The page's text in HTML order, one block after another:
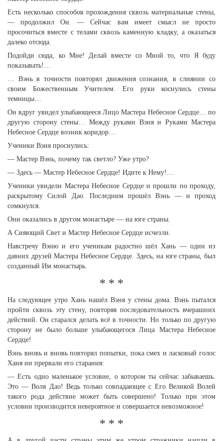
Есть несколько способов прохождения сквозь материальные стены,
— продолжил Он. — Сейчас вам имеет смысл не просто
просочиться вместе с телами сквозь каменную кладку, а оказаться
далеко отсюда.
Подойди сюда, ко Мне! Делай вместе со Мной то, что Я буду
показывать!…
… Вэнь в точности повторял движения сознания, в слиянии со
своим Божественным Учителем. Его руки коснулись стены
темницы…
Он вдруг увидел улыбающееся Лицо Мастера Небесное Сердце… по
другую сторону стены… Между руками Вэня и Руками Мастера
Небесное Сердце возник коридор…
Ученики Вэня проснулись:
— Мастер Вэнь, почему так светло? Уже утро?
— Здесь — Мастер Небесное Сердце! Идите к Нему!…
Ученики увидели Мастера Небесное Сердце и прошли по проходу,
раскрытому Силой Дао. Последним прошёл Вэнь — и проход
сомкнулся.
Они оказались в другом монастыре — на юге страны.
А Сияющий Свет и Мастер Небесное Сердце исчезли.
Навстречу Вэню и его ученикам радостно шёл Хань — один из
давних друзей Мастера Небесное Сердце. Здесь, на юге страны, был
созданный Им монастырь.
* * *
На следующее утро Хань нашёл Вэня у стены дома. Вэнь пытался
пройти сквозь эту стену, повторяя последовательность вчерашних
действий. Он старался делать всё в точности. Но только по другую
сторону не было больше улыбающегося Лица Мастера Небесное
Сердце!
Вэнь вновь и вновь повторял попытки, пока смех и ласковый голос
Ханя ни прервали его старания:
— Есть одно маленькое условие, о котором ты сейчас забываешь.
Это — Воля Дао! Ведь только совпадающее с Его Великой Волей
такого рода действие может быть совершено! Только при этом
условии производится невероятное и совершается невозможное!
* * *